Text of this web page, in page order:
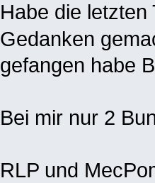
Habe die letzten
Gedanken
gefangen habe
Bei mir nur 2
RLP und